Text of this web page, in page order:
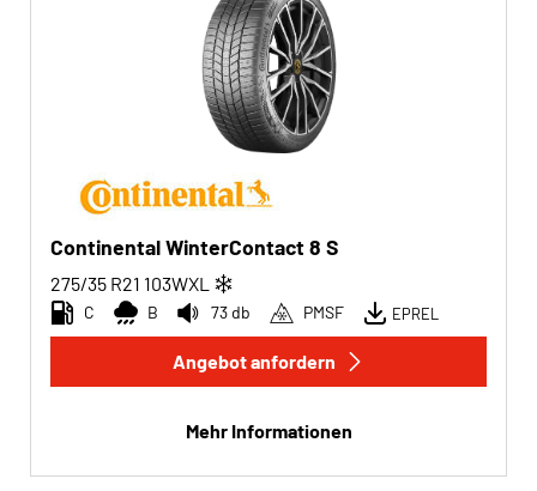
Continental WinterContact 8 S
275/35 R21 103WXL
C B 73 db PMSF EPREL
Angebot anfordern
Mehr Informationen